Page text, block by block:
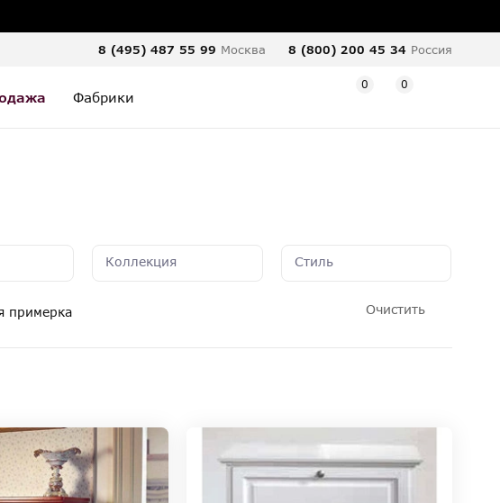
8 (495) 487 55 99 Москва 8 (800) 200 45 34 Россия
Фабрики
0 0
Коллекция Стиль
примерка Очистить